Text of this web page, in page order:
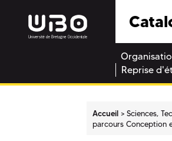
Reprise
Accueil Sciences,
parcours Conception